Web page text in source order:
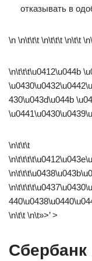
отказывать в
\n \n\t\t\t \n\t\t\t \n\t\t
\n\t\t\t\u0412\u044b
430\u043d\u044b
\n\t\t\t
\n\t\t \n\t»>’ >
Сбербанк